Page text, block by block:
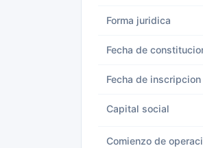
Forma juridica
Fecha de
Fecha de inscripcion
Capital social
Comienzo de